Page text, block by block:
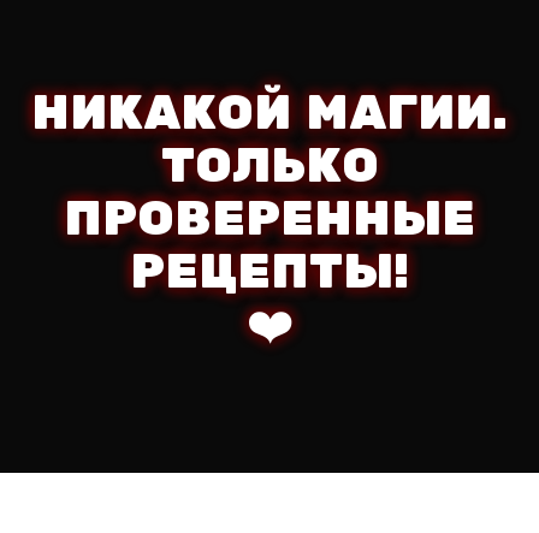
НИКАКОЙ МАГИИ.
ТОЛЬКО
ПРОВЕРЕННЫЕ
РЕЦЕПТЫ!
❤️